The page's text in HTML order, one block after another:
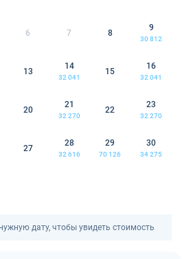
6 7 8
9
30 812
13
14
32 041
15
16
32 041
20
21
32 270
22
23
32 270
27
28
32 616
29
70 126
30
34 275
дату, чтобы увидеть стоимость